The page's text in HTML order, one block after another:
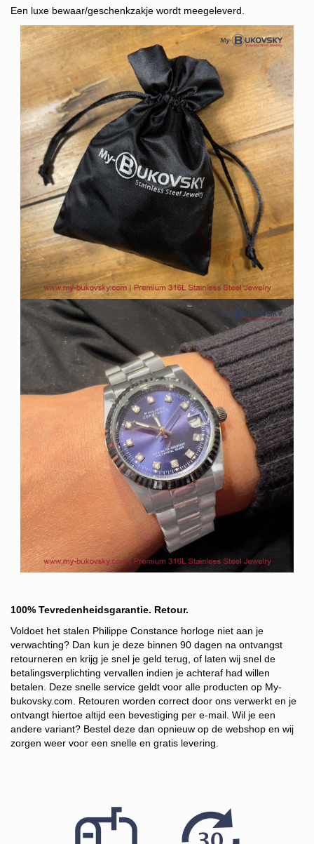
Een luxe bewaar/geschenkzakje wordt meegeleverd.
100% Tevredenheidsgarantie. Retour.
Voldoet het stalen Philippe Constance horloge niet aan je
verwachting? Dan kun je deze binnen 90 dagen na ontvangst
retourneren en krijg je snel je geld terug, of laten wij snel de
betalingsverplichting vervallen indien je achteraf had willen
betalen. Deze snelle service geldt voor alle producten op My-
bukovsky.com. Retouren worden correct door ons verwerkt en je
ontvangt hiertoe altijd een bevestiging per e-mail. Wil je een
andere variant? Bestel deze dan opnieuw op de webshop en wij
zorgen weer voor een snelle en gratis levering.